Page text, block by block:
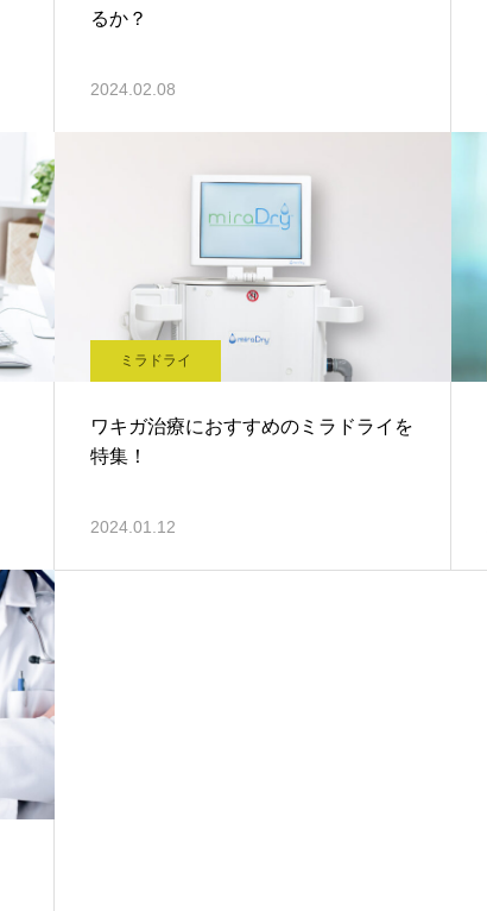
るか？
2024.02.08
ミラドライ
ワキガ治療におすすめのミラドライを
特集！
2024.01.12